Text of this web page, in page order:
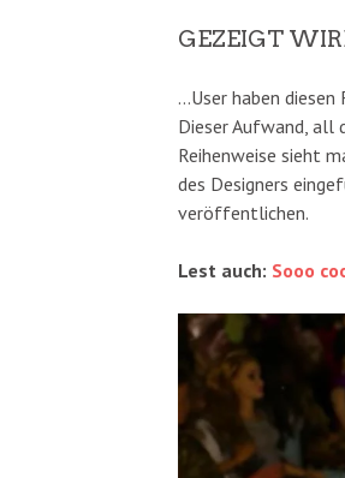
GEZEIGT
…User haben diesen
Dieser Aufwand, all
Reihenweise sieht
des Designers
veröffentlichen.
Lest auch: Sooo